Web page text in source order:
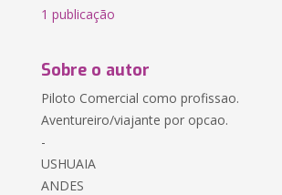
1 publicação
Sobre o autor
Piloto Comercial como profissao.
Aventureiro/viajante por opcao.
-
USHUAIA
ANDES